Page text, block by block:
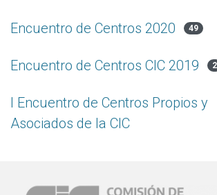
Encuentro de Centros 2020 49
Encuentro de Centros CIC 2019 2
I Encuentro de Centros Propios y
Asociados de la CIC